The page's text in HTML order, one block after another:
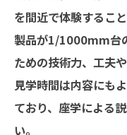
を間近で体験すること
製品が1/1000mm台
ための技術力、工夫
見学時間は内容にも
ており、座学による
い。